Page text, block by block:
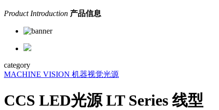
Product Introduction 产品信息
category
MACHINE VISION 机器视觉光源
CCS LED光源 LT Series 线型